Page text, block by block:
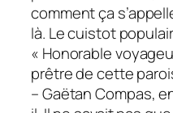
comment ça
là. Le cuistot
« Honorable
prêtre de cette
– Gaëtan Compas,